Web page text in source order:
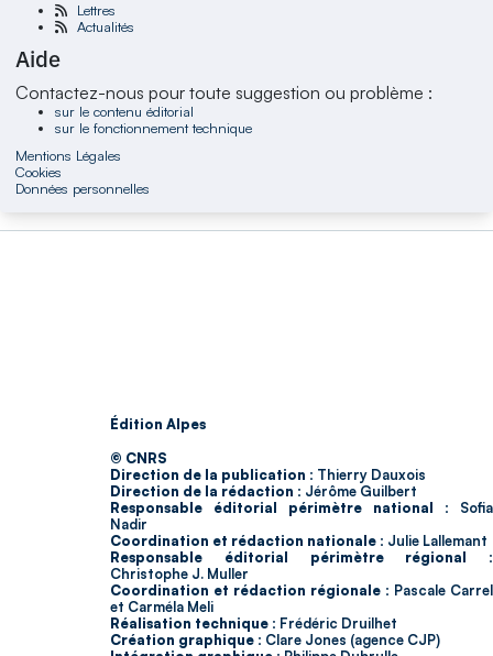
Lettres
Actualités
Aide
Contactez-nous pour toute suggestion ou problème :
sur le contenu éditorial
sur le fonctionnement technique
Mentions Légales
Cookies
Données personnelles
Édition Alpes
© CNRS
Direction de la publication : Thierry Dauxois
Direction de la rédaction : Jérôme Guilbert
Responsable éditorial périmètre national : Sofia
Nadir
Coordination et rédaction nationale : Julie Lallemant
Responsable éditorial périmètre régional :
Christophe J. Muller
Coordination et rédaction régionale : Pascale Carrel
et Carméla Meli
Réalisation technique : Frédéric Druilhet
Création graphique : Clare Jones (agence CJP)